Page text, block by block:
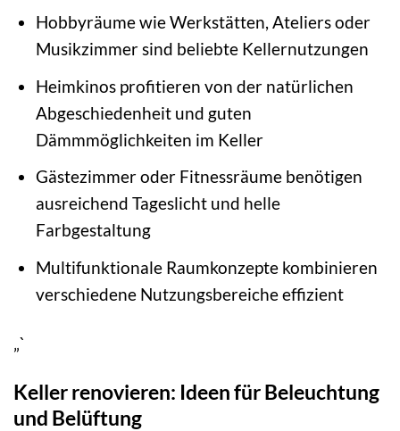
Hobbyräume wie Werkstätten, Ateliers oder
Musikzimmer sind beliebte Kellernutzungen
Heimkinos profitieren von der natürlichen
Abgeschiedenheit und guten
Dämmmöglichkeiten im Keller
Gästezimmer oder Fitnessräume benötigen
ausreichend Tageslicht und helle
Farbgestaltung
Multifunktionale Raumkonzepte kombinieren
verschiedene Nutzungsbereiche effizient
„`
Keller renovieren: Ideen für Beleuchtung
und Belüftung